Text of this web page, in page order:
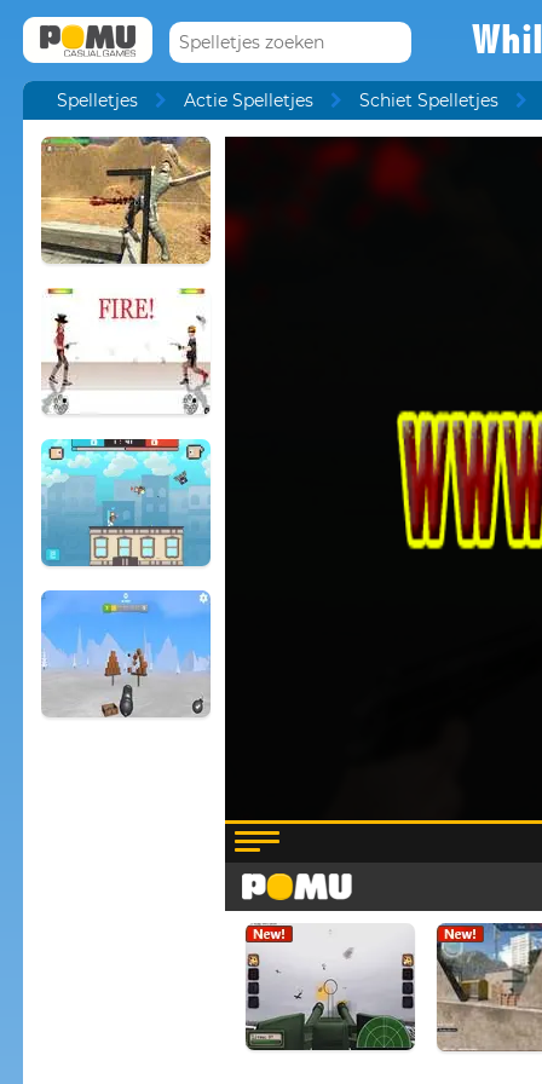
Spelletjes Actie Spelletjes Schiet Spelletjes